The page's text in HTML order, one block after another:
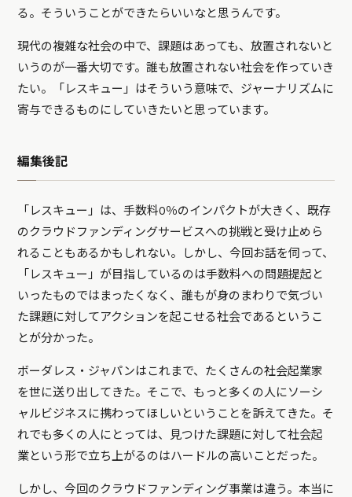
る。そういうことができたらいいなと思うんです。
現代の複雑な社会の中で、課題はあっても、放置されないと
いうのが一番大切です。誰も放置されない社会を作っていき
たい。「レスキュー」はそういう意味で、ジャーナリズムに
寄与できるものにしていきたいと思っています。
編集後記
「レスキュー」は、手数料0％のインパクトが大きく、既存
のクラウドファンディングサービスへの挑戦と受け止めら
れることもあるかもしれない。しかし、今回お話を伺って、
「レスキュー」が目指しているのは手数料への問題提起と
いったものではまったくなく、誰もが身のまわりで気づい
た課題に対してアクションを起こせる社会であるというこ
とが分かった。
ボーダレス・ジャパンはこれまで、たくさんの社会起業家
を世に送り出してきた。そこで、もっと多くの人にソーシ
ャルビジネスに携わってほしいということを訴えてきた。そ
れでも多くの人にとっては、見つけた課題に対して社会起
業という形で立ち上がるのはハードルの高いことだった。
しかし、今回のクラウドファンディング事業は違う。本当に